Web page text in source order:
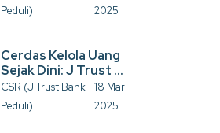
Peduli)
2025
Cerdas Kelola Uang
Sejak Dini: J Trust ...
CSR (J Trust Bank
Peduli)
18 Mar
2025